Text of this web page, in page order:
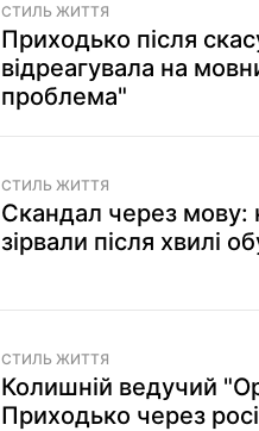
СТИЛЬ ЖИТТЯ
Приходько після
відреагувала на
проблема"
СТИЛЬ ЖИТТЯ
Скандал через мову:
зірвали після хвилі
СТИЛЬ ЖИТТЯ
Колишній ведучий
Приходько через